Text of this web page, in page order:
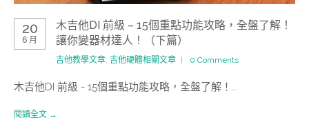
20
6 月
木吉他DI 前級 – 15個重點功能攻略，全盤了解！
讓你變器材達人！（下篇）
吉他教學文章, 吉他硬體相關文章 0 Comments
木吉他DI 前級 - 15個重點功能攻略，全盤了解！...
閱讀全文 →